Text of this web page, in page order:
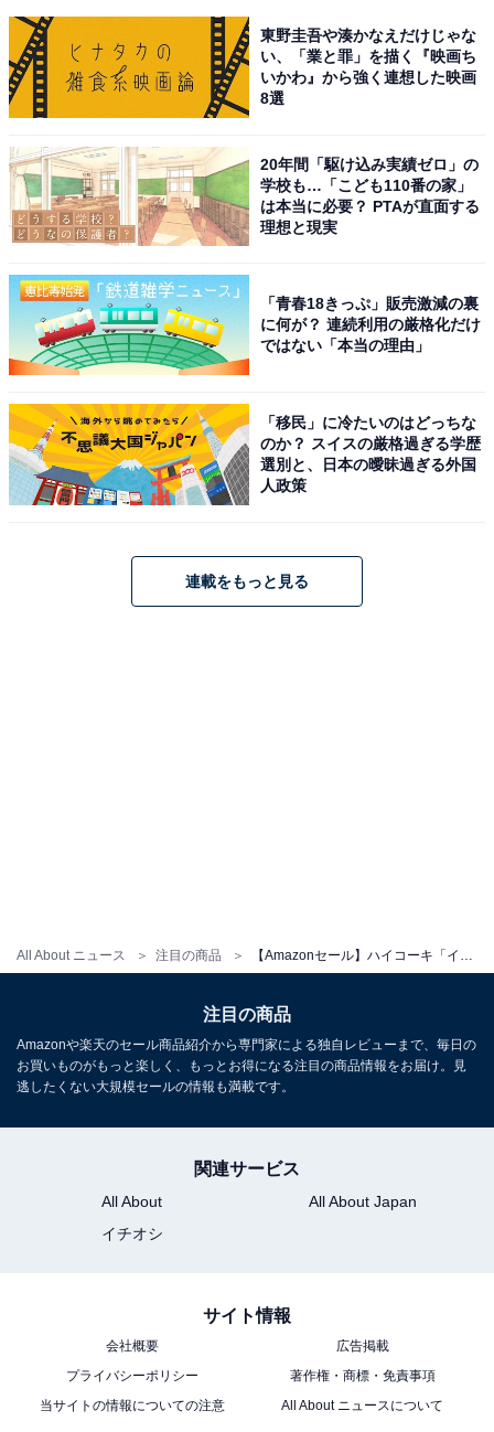
All About ニュース 注目の商品
なので、工具のカスタマイズが手軽にできる点も気
に入っています
最新のマルチボルト蓄電池を揃えてハイパワーなコード
レス環境を構築したい人には、最高におすすめのセット
です。
あわせて読みたい
【Amazonお買い得情報】ゼンハイザー「ワ
イヤレスイヤホン」が特別価格で登場中【5
月12日】
HiKOKI(ハイコーキ) USB対応充電器 14.4V 18V マルチボ
ルト対応 UC18DA
ハイコーキ「RB36DC」
HiKOKI(ハイコーキ) 36V 充電式 ブロワ RB36DC 大風量
東野圭吾や湊かなえだけじゃな
い、「業と罪」を描く『映画ち
いかわ』から強く連想した映画
8選
20年間「駆け込み実績ゼロ」の
学校も…「こども110番の家」
は本当に必要？ PTAが直面する
理想と現実
「青春18きっぷ」販売激減の裏
に何が？ 連続利用の厳格化だけ
ではない「本当の理由」
「移民」に冷たいのはどっちな
のか？ スイスの厳格過ぎる学歴
選別と、日本の曖昧過ぎる外国
人政策
連載をもっと見る
注目の商品
Amazonや楽天のセール商品紹介から専門家による独自レビューまで、毎日の
お買いものがもっと楽しく、もっとお得になる注目の商品情報をお届け。見
逃したくない大規模セールの情報も満載です。
関連サービス
All About
All About Japan
イチオシ
サイト情報
会社概要
広告掲載
プライバシーポリシー
著作権・商標・免責事項
当サイトの情報についての注意
All About ニュースについて